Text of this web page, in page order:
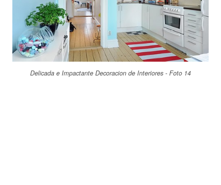
Delicada e Impactante Decoracion de Interiores - Foto 14